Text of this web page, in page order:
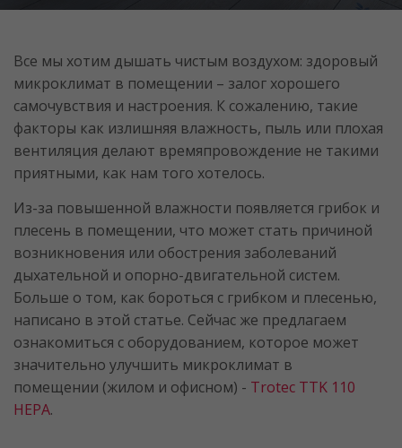
Все мы хотим дышать чистым воздухом: здоровый
микроклимат в помещении – залог хорошего
самочувствия и настроения. К сожалению, такие
факторы как излишняя влажность, пыль или плохая
вентиляция делают времяпровождение не такими
приятными, как нам того хотелось.
Из-за повышенной влажности появляется грибок и
плесень в помещении, что может стать причиной
возникновения или обострения заболеваний
дыхательной и опорно-двигательной систем.
Больше о том, как бороться с грибком и плесенью,
написано в этой статье. Сейчас же предлагаем
ознакомиться с оборудованием, которое может
значительно улучшить микроклимат в
помещении (жилом и офисном) - Trotec TTK 110
HEPA.